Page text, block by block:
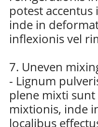
potest
inde in
inflexionis vel
7. Uneven
- Lignum
plene mixti
mixtionis, inde
localibus